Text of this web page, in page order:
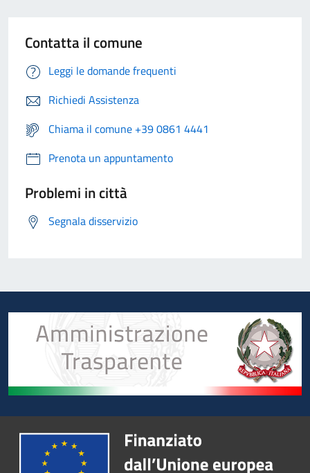
Contatta il comune
Leggi le domande frequenti
Richiedi Assistenza
Chiama il comune +39 0861 4441
Prenota un appuntamento
Problemi in città
Segnala disservizio